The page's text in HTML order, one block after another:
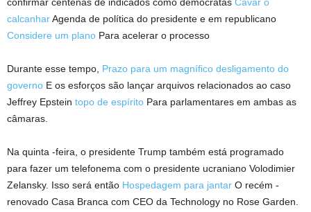
calcanharAgenda de política do presidente e em republicano
Considere um plano Para acelerar o processo
Durante esse tempo, Prazo para um magnífico desligamento do
governo E os esforços são lançar arquivos relacionados ao caso
Jeffrey Epstein topo de espírito Para parlamentares em ambas as
câmaras.
Na quinta -feira, o presidente Trump também está programado
para fazer um telefonema com o presidente ucraniano Volodimier
Zelansky. Isso será então Hospedagem para jantar O recém -
renovado Casa Branca com CEO da Technology no Rose Garden.